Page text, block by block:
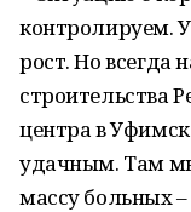
контролируем.
рост. Но всегда
строительства
центра в
удачным. Там
массу больных –